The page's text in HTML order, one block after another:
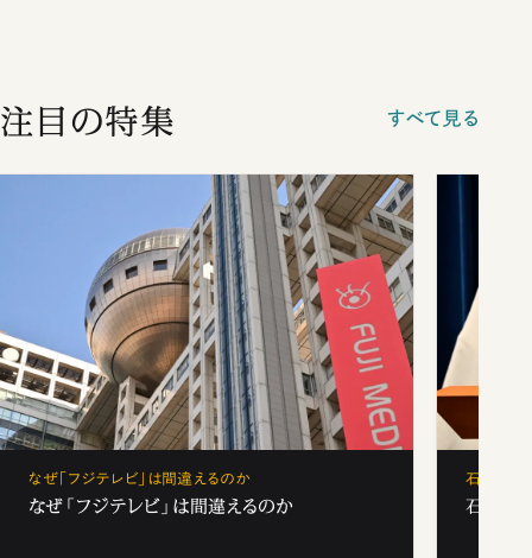
注目の特集 すべて見る
なぜ「フジテレビ」は間違えるのか
なぜ「フジテレビ」は間違えるのか
石破茂、
石破茂